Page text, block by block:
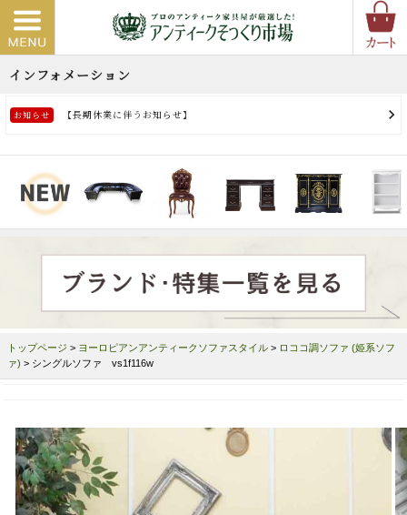
トップページ > ヨーロピアンアンティークソファスタイル > ロココ調ソファ (姫系ソフ
ァ) > シングルソファ vs1f116w